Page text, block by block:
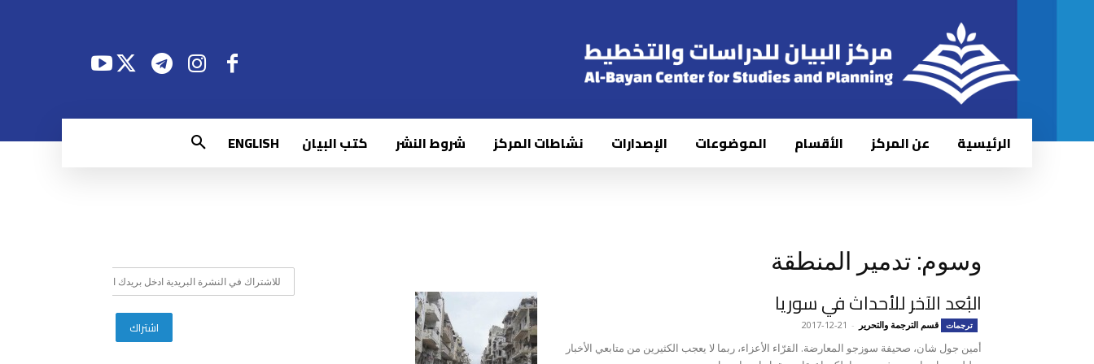
الرئيسية عن المركز الأقسام الموضوعات الإصدارات نشاطات المركز شروط النشر كتب البيان ENGLISH
وسوم: تدمير المنطقة
البُعد الآخر للأحداث في سوريا
ترجمات قسم الترجمة والتحرير -
2017-12-21
أمين جول شان، صحيفة سوزجو المعارضة. القرّاء الأعزاء، ربما لا يعجب الكثيرين من متابعي الأخبار